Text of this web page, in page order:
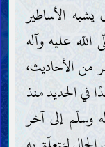
الأساطير
عليه وآله
من الأحاديث،
الحديد منذ
وسلّم إلى آخر